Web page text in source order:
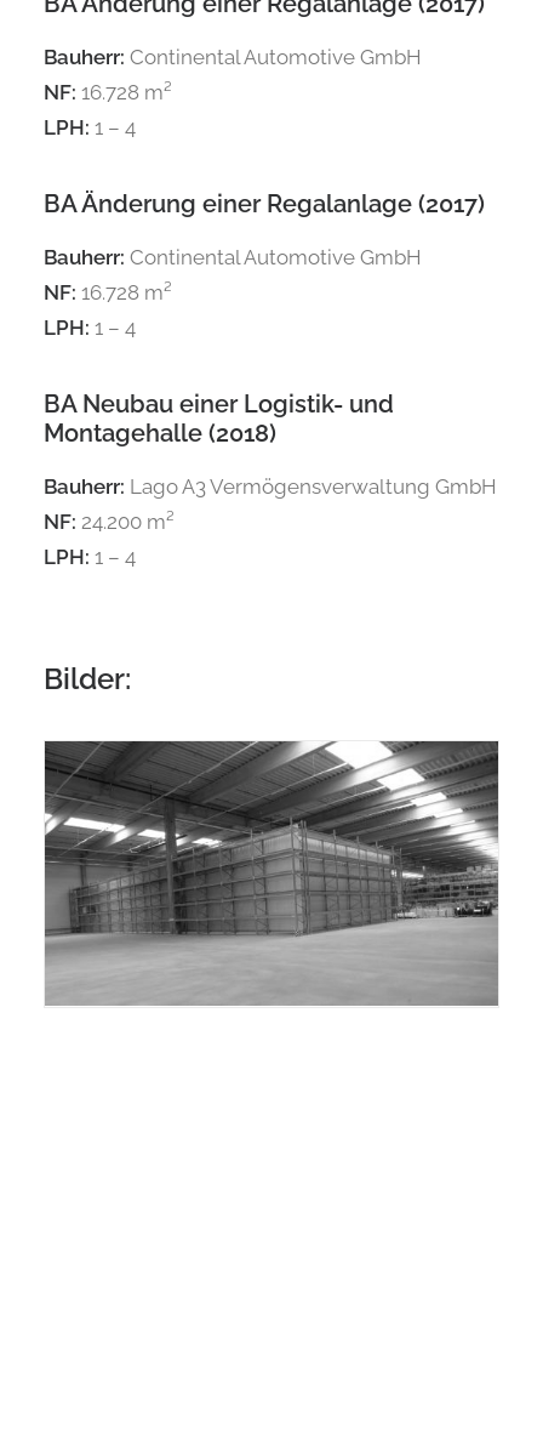
Bauherr: Continental Automotive GmbH
NF: 16.728 m²
LPH: 1 – 4
BA Änderung einer Regalanlage (2017)
Bauherr: Continental Automotive GmbH
NF: 16.728 m²
LPH: 1 – 4
BA Neubau einer Logistik- und
Montagehalle (2018)
Bauherr: Lago A3 Vermögensverwaltung GmbH
NF: 24.200 m²
LPH: 1 – 4
Bilder: